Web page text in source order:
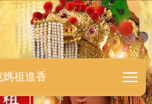
全紀錄
祖進香